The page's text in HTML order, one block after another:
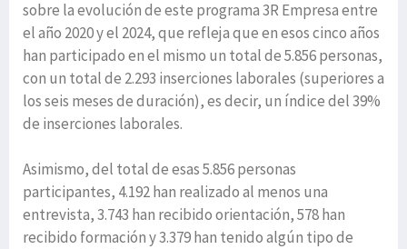
sobre la evolución de este programa 3R Empresa entre
el año 2020 y el 2024, que refleja que en esos cinco años
han participado en el mismo un total de 5.856 personas,
con un total de 2.293 inserciones laborales (superiores a
los seis meses de duración), es decir, un índice del 39%
de inserciones laborales.
Asimismo, del total de esas 5.856 personas
participantes, 4.192 han realizado al menos una
entrevista, 3.743 han recibido orientación, 578 han
recibido formación y 3.379 han tenido algún tipo de